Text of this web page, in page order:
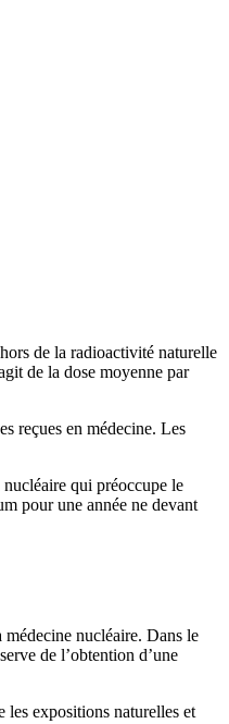
de la radioactivité naturelle
de la dose moyenne par
reçues en médecine. Les
qui préoccupe le
pour une année ne devant
nucléaire. Dans le
de l’obtention d’une
les expositions naturelles et